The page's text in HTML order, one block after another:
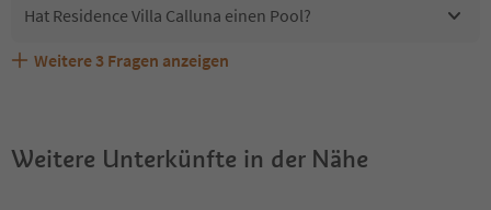
Hat Residence Villa Calluna einen Pool?
Sind Haustiere in der Unterkunft Residence Villa Calluna
Welche Services bietet Residence Villa Calluna?
Erhalten die Gäste von Residence Villa Calluna einen
Weitere 3 Fragen anzeigen
Weitere Unterkünfte in der Nähe